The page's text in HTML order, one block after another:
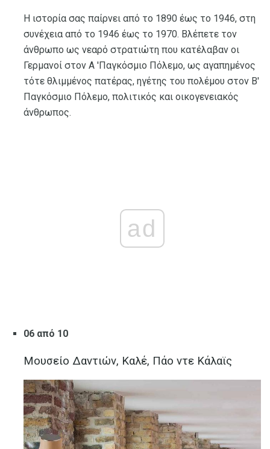
Η ιστορία σας παίρνει από το 1890 έως το 1946, στη
συνέχεια από το 1946 έως το 1970. Βλέπετε τον
άνθρωπο ως νεαρό στρατιώτη που κατέλαβαν οι
Γερμανοί στον Α 'Παγκόσμιο Πόλεμο, ως αγαπημένος
τότε θλιμμένος πατέρας, ηγέτης του πολέμου στον Β'
Παγκόσμιο Πόλεμο, πολιτικός και οικογενειακός
άνθρωπος.
ad
06 από 10
Μουσείο Δαντιών, Καλέ, Πάο ντε Κάλαϊς